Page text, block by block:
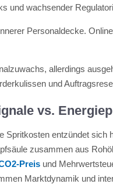
und wachsender
Personaldecke.
allerdings
und
vs.
Spritkosten entzündet sich
zusammen aus
Preis und
Marktdynamik und